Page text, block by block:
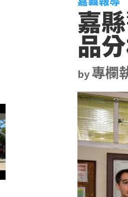
嘉
品
by專欄